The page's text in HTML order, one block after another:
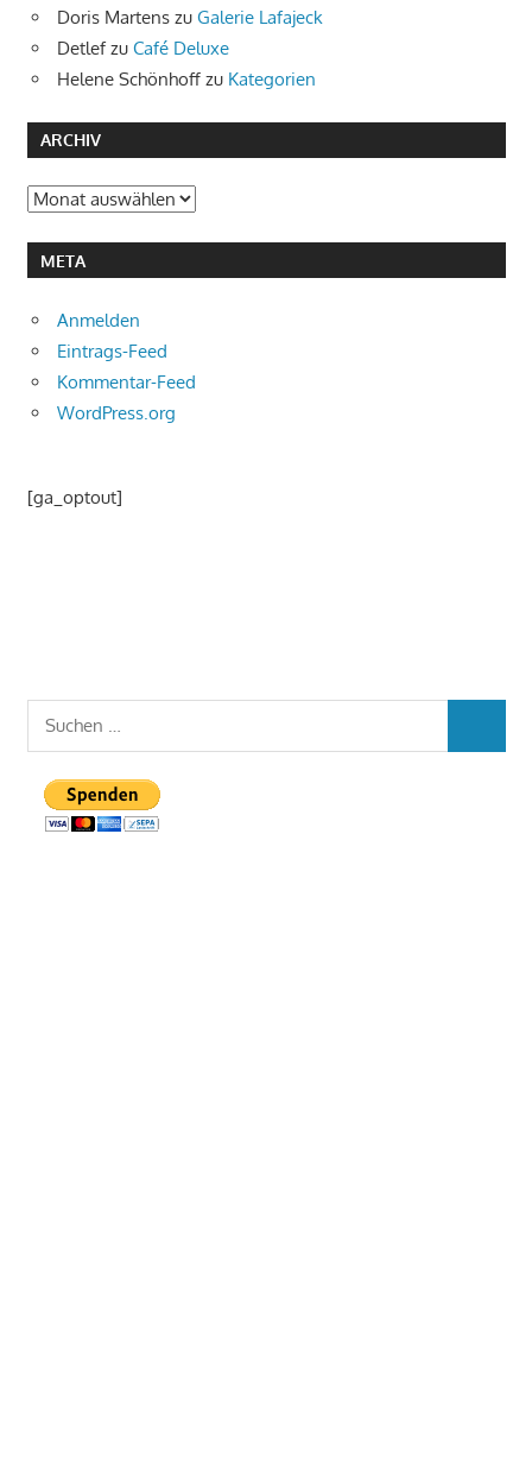
Doris Martens zu Galerie Lafajeck
Detlefzu Café Deluxe
Helene Schönhoff zu Kategorien
ARCHIV
Archiv
META
Anmelden
Eintrags-Feed
Kommentar-Feed
WordPress.org
[ga_optout]
Suchen